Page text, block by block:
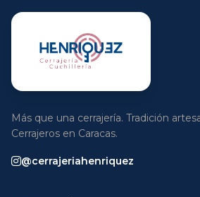
Más que una cerrajería. Tradición
Cerrajeros en Caracas.
@cerrajeriahenriquez